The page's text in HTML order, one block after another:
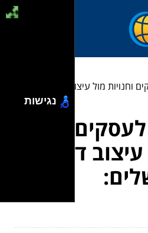
וחנויות מול עיצוב דירות יוקרה
לעסקים
דירות
נגישות